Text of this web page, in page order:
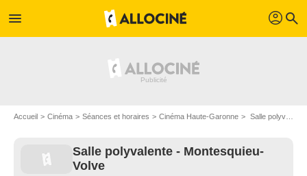
menu profil search
Accueil Cinéma Séances et horaires Cinéma Haute-Garonne Salle polyvalente - Montesquieu-Volve à Montesquieu-Volvestre
Salle polyvalente - Montesquieu-
Volve